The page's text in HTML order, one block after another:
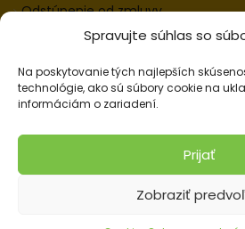
Spravujte súhlas so
Na poskytovanie tých najlepších
technológie, ako sú súbory cookie na
informáciám o zariadení.
Prijať
Zobraziť
Odstúpenie od zmluvy
Informácie k odstúpeniu
Nastavenie cookies
vyhradené.